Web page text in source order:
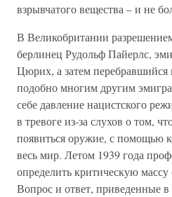
взрывчатого вещества – и не
В Великобритании
берлинец Рудольф Пайерлс,
Цюрих, а затем
подобно многим другим
себе давление нацистского
в тревоге из-за слухов о том,
появиться оружие, с помощью
весь мир. Летом 1939 года
определить критическую массу
Вопрос и ответ, приведенные в